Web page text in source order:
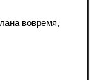
вовремя,